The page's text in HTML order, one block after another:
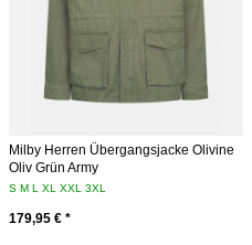
Milby Herren Übergangsjacke Olivine
Oliv Grün Army
SMLXLXXL3XL
179,95 € *